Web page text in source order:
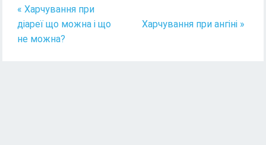
« Харчування при
діареї що можна і що
не можна?
Харчування при ангіні »